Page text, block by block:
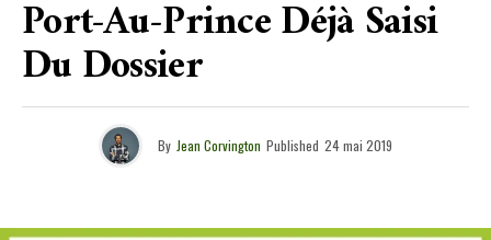
Port-Au-Prince Déjà Saisi
Du Dossier
By Jean Corvington Published 24 mai 2019